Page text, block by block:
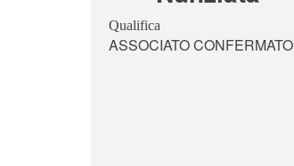
Qualifica
ASSOCIATO CONFERMATO